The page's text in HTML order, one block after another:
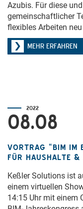
Azubis. Für diese
gemeinschaftlicher
flexibles Arbeiten
MEHR ERFAHREN
2022
08.08
VORTRAG “BIM IM
FÜR HAUSHALTE &
Keßler Solutions ist
einem virtuellen
14:15 Uhr mit einem